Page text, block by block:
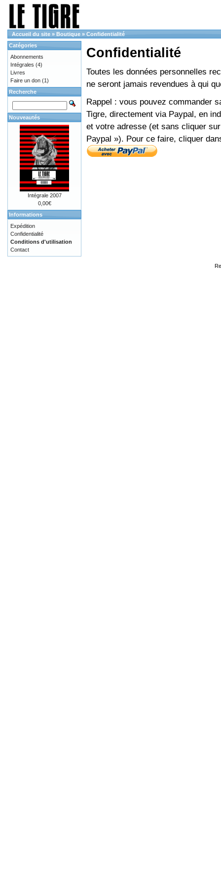
Accueil du site » Boutique » Confidentialité
Confidentialité
Toutes les données personnelles
ne seront jamais revendues à qui
Rappel : vous pouvez commander
Tigre, directement via Paypal, en
et votre adresse (et sans cliquer
Paypal »). Pour ce faire, cliquer
Catégories
Abonnements
Intégrales (4)
Livres
Faire un don (1)
Recherche
Nouveautés
Intégrale 2007
0,00€
Informations
Expédition
Confidentialité
Conditions d'utilisation
Contact